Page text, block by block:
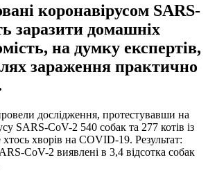
коронавірусом SARS-
заразити домашніх
на думку експертів,
зараження практично
дослідження, протестувавши на
SARS-CoV-2 540 собак та 277 котів із
хворів на COVID-19. Результат:
CoV-2 виявлені в 3,4 відсотка собак